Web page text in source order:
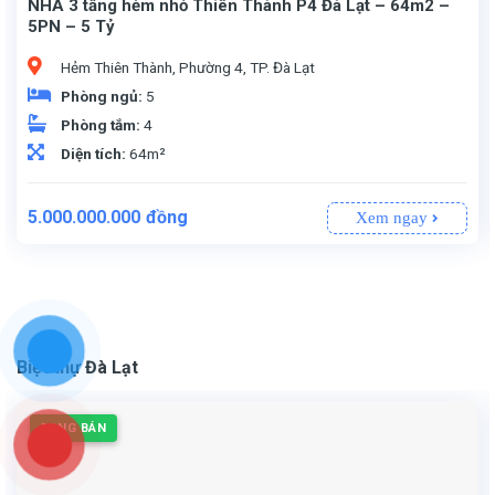
NHÀ 3 tầng hẻm nhỏ Thiên Thành P4 Đà Lạt – 64m2 –
5PN – 5 Tỷ
Hẻm Thiên Thành, Phường 4, TP. Đà Lạt
Phòng ngủ: 5
Phòng tắm:4
Diện tích:64m²
Giá
5.000.000.000 đồng Xem ngay
Biệt thự Đà Lạt
ĐANG BÁN